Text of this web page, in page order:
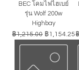
BEC โคมไฟไฮเบย์
รุ่น Wolf 200w
Highbay
ราคาปกติ
฿1,215.00 ราคาขายล
฿1,154.25